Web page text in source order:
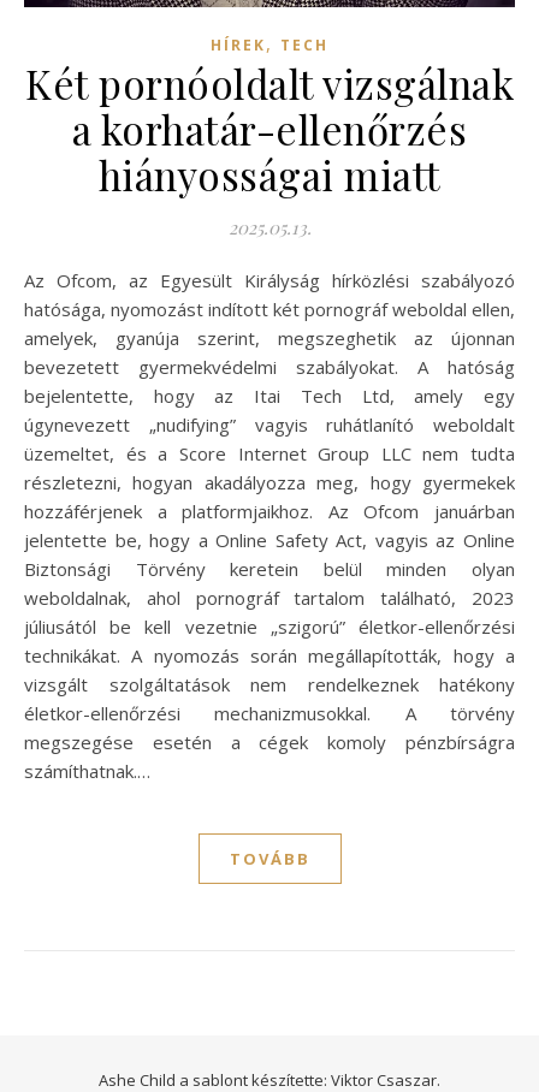
HÍREK, TECH
Két pornóoldalt vizsgálnak
a korhatár-ellenőrzés
hiányosságai miatt
2025.05.13.
Az Ofcom, az Egyesült Királyság hírközlési szabályozó
hatósága, nyomozást indított két pornográf weboldal ellen,
amelyek, gyanúja szerint, megszeghetik az újonnan
bevezetett gyermekvédelmi szabályokat. A hatóság
bejelentette, hogy az Itai Tech Ltd, amely egy
úgynevezett „nudifying” vagyis ruhátlanító weboldalt
üzemeltet, és a Score Internet Group LLC nem tudta
részletezni, hogyan akadályozza meg, hogy gyermekek
hozzáférjenek a platformjaikhoz. Az Ofcom januárban
jelentette be, hogy a Online Safety Act, vagyis az Online
Biztonsági Törvény keretein belül minden olyan
weboldalnak, ahol pornográf tartalom található, 2023
júliusától be kell vezetnie „szigorú” életkor-ellenőrzési
technikákat. A nyomozás során megállapították, hogy a
vizsgált szolgáltatások nem rendelkeznek hatékony
életkor-ellenőrzési mechanizmusokkal. A törvény
megszegése esetén a cégek komoly pénzbírságra
számíthatnak.…
TOVÁBB
Ashe Child a sablont készítette: Viktor Csaszar.